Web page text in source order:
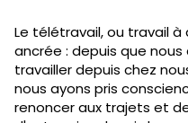
Le télétravail, ou travail
ancrée : depuis que
travailler depuis chez
nous ayons pris
renoncer aux trajets et